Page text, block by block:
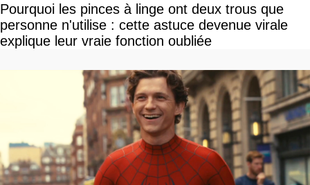
Pourquoi les pinces à linge ont deux trous que
personne n'utilise : cette astuce devenue virale
explique leur vraie fonction oubliée